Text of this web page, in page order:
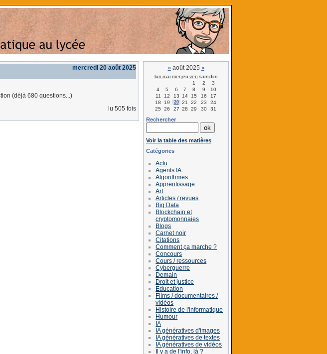
mercredi 20 août 2025
(déjà 680 questions...)
lu 505 fois
«août 2025 »
lun marmerjeu ven samdim
1
2
3
4
5 6 7 8 9
10
11
12 13 14 15 16
17
18
19 20 21 22 23
24
25
26 27 28 29 30 31
Rechercher
Voir la table des matières
Catégories
Actu
Agents IA
Algorithmes
Apprentissage
Art
Articles / revues
Big Data
Blockchain et
cryptomonnaies
Blogs
Carnet noir
Citations
Comment ça marche ?
Concours
Cours / ressources
Cyberguerre
Demain
Droit et justice
Education
Films / documentaires /
vidéos
Histoire de l'informatique
Humour
IA
IA génératives d'images
IA génératives de textes
IA génératives de vidéos
Il y a de l'info, là ?